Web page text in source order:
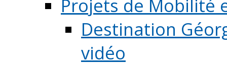
Projets de Mobilité
Destination
vidéo